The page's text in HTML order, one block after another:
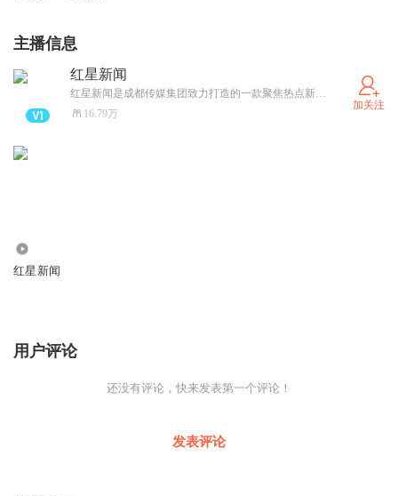
面，哥哥卓武是革命者，但脾气暴躁，一言不合就动手；弟
方继续完成事业的桥段，而是以双人联手的形式完成事业，
各自都有缺陷和问题，又在一系列险象环生的困境中自圆其
贰
关系，换一个年代，但都遭到了王小枪的婉拒，“这是比较
讨巧的创作，我也不愿意重复。”
剧，一定要将人物写好。他提到对他影响最大的一本谍战小
主播信息
红星新闻
红星新闻是成都传媒集团致力打造的一款聚焦热点新闻的主流新兴媒体，这里是真相与思想的交汇之地。 这里聚集了中国优秀的调查新闻记者，拥有真知灼见的评论员；国内国际有价值的新闻，红星新闻都会冲在第一线。
16.79万
加关注
红星新闻
用户评论
还没有评论，快来发表第一个评论！
发表评论